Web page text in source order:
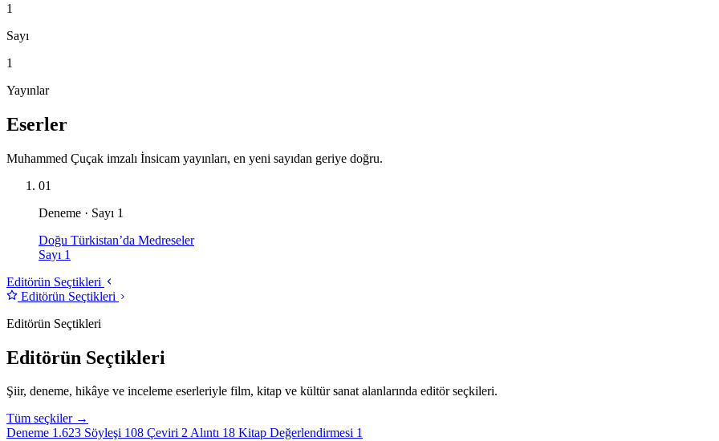
1
Sayı
1
Yayınlar
Eserler
Muhammed Çuçak imzalı İnsicam yayınları, en yeni sayıdan geriye doğru.
01
Deneme · Sayı 1
Doğu Türkistan’da Medreseler
Sayı 1
Editörün Seçtikleri
Editörün Seçtikleri
Editörün Seçtikleri
Editörün Seçtikleri
Şiir, deneme, hikâye ve inceleme eserleriyle film, kitap ve kültür sanat alanlarında editör seçkileri.
Tüm seçkiler →
Deneme 1.623 Söyleşi 108 Çeviri 2Alıntı 18 Kitap Değerlendirmesi 1